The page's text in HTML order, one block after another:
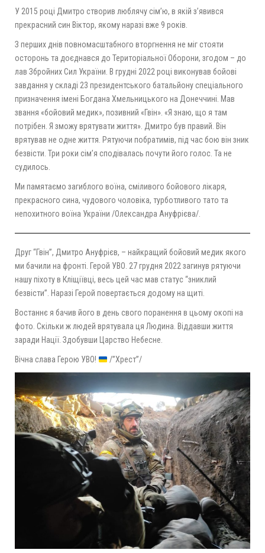
У 2015 році Дмитро створив люблячу сім’ю, в якій з’явився
прекрасний син Віктор, якому наразі вже 9 років.
З перших днів повномасштабного вторгнення не міг стояти
осторонь та доєднався до Територіальної Оборони, згодом – до
лав Збройних Сил України. В грудні 2022 році виконував бойові
завдання у складі 23 президентського батальйону спеціального
призначення імені Богдана Хмельницького на Донеччині. Мав
звання «бойовий медик», позивний «Гвін». «Я знаю, що я там
потрібен. Я зможу врятувати життя». Дмитро був правий. Він
врятував не одне життя. Рятуючи побратимів, під час бою він зник
безвісти. Три роки сім’я сподівалась почути його голос. Та не
судилось.
Ми памятаємо загиблого воїна, сміливого бойового лікаря,
прекрасного сина, чудового чоловіка, турботливого тато та
непохитного воїна України /Олександра Ануфрієва/.
Друг “Гвін”, Дмитро Ануфрієв, – найкращий бойовий медик якого
ми бачили на фронті. Герой УВО. 27 грудня 2022 загинув рятуючи
нашу піхоту в Кліщіївці, весь цей час мав статус “зниклий
безвісти”. Наразі Герой повертається додому на щиті.
Востаннє я бачив його в день свого поранення в цьому окопі на
фото. Скільки ж людей врятувала ця Людина. Віддавши життя
заради Нації. Здобувши Царство Небесне.
Вічна слава Герою УВО! /”Хрест”/